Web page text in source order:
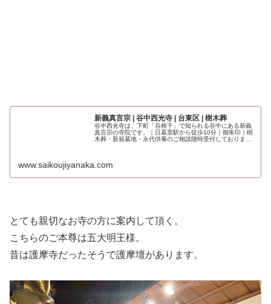
新義真言宗 | 谷中西光寺 | 台東区 | 樹木葬
谷中西光寺は、下町「谷根千」で知られる谷中にある新義
真言宗の寺院です。｜日暮里駅から徒歩10分｜御朱印｜樹
木葬・新規墓地・永代供養のご相談随時受付しておりま
www.saikoujiyanaka.com
とても親切なお寺の方に案内して頂く。
こちらのご本尊は五大明王様。
昔は護摩寺だったそうで護摩壇があります。